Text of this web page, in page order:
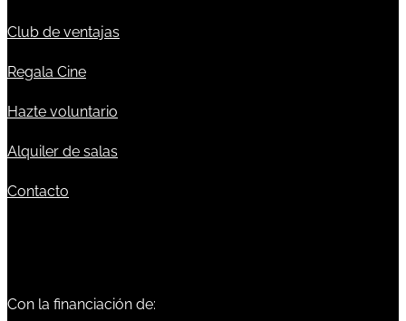
Club de ventajas
Regala Cine
Hazte voluntario
Alquiler de salas
Contacto
Con la financiación de: